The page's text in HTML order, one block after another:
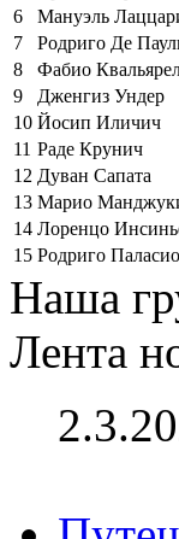
6
Мануэль
7
Родриго Де
8
Фабио
9
Дженгиз Ундер
10 Йосип Иличич
11 Раде Крунич
12 Дуван Сапата
13 Марио
14 Лоренцо
15 Родриго Паласио
Наша
Лента